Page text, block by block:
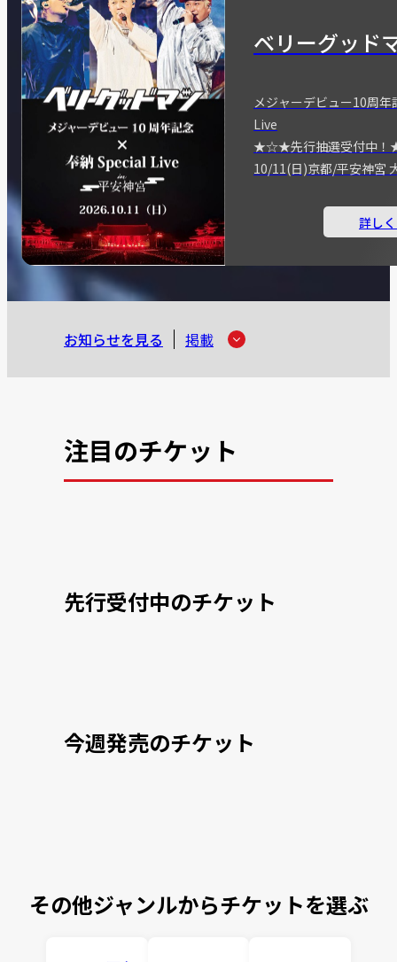
ベリーグッド
メジャーデビュー10周
Live
★☆★先行抽選受付中
10/11(日)京都/平安神宮
詳し
お知らせを見る 掲載
注目のチケット
先行受付中のチケット
今週発売のチケット
その他ジャンルからチケットを選ぶ